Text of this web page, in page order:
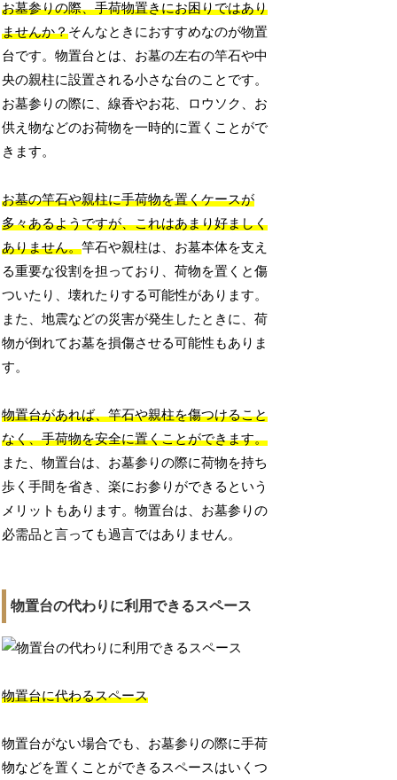
お墓参りの際、手荷物置きにお困りではあり
ませんか？そんなときにおすすめなのが物置
台です。物置台とは、お墓の左右の竿石や中
央の親柱に設置される小さな台のことです。
お墓参りの際に、線香やお花、ロウソク、お
供え物などのお荷物を一時的に置くことがで
きます。
お墓の竿石や親柱に手荷物を置くケースが
多々あるようですが、これはあまり好ましく
ありません。竿石や親柱は、お墓本体を支え
る重要な役割を担っており、荷物を置くと傷
ついたり、壊れたりする可能性があります。
また、地震などの災害が発生したときに、荷
物が倒れてお墓を損傷させる可能性もありま
す。
物置台があれば、竿石や親柱を傷つけること
なく、手荷物を安全に置くことができます。
また、物置台は、お墓参りの際に荷物を持ち
歩く手間を省き、楽にお参りができるという
メリットもあります。物置台は、お墓参りの
必需品と言っても過言ではありません。
物置台の代わりに利用できるスペース
物置台に代わるスペース
物置台がない場合でも、お墓参りの際に手荷
物などを置くことができるスペースはいくつ